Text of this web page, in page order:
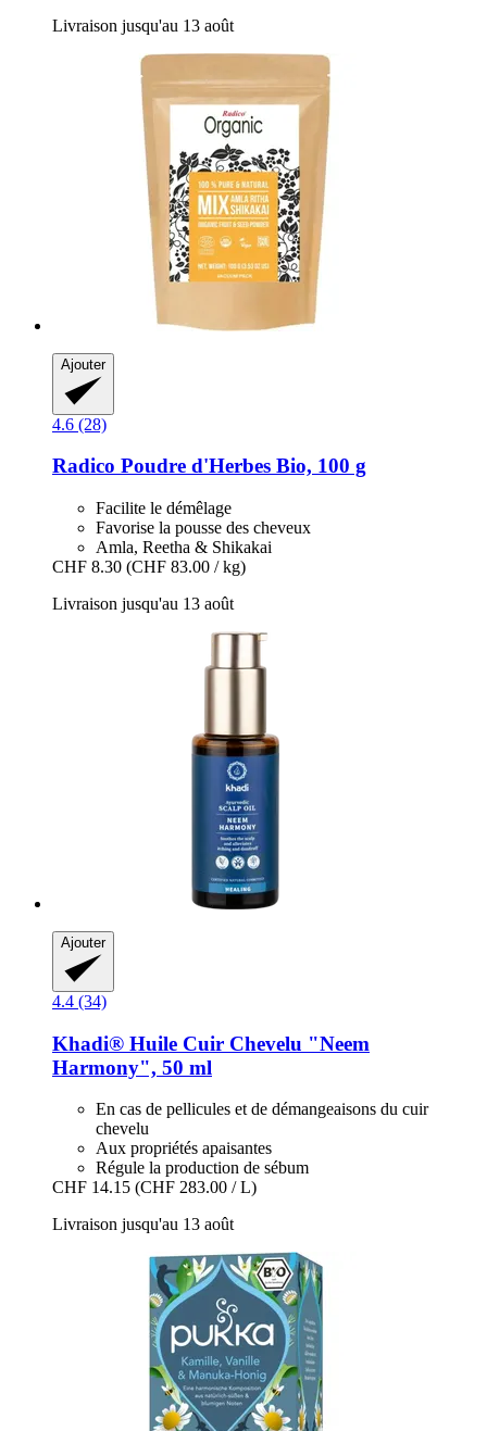
Livraison jusqu'au 13 août
Ajouter
4.6 (28)
Radico Poudre d'Herbes Bio, 100 g
Facilite le démêlage
Favorise la pousse des cheveux
Amla, Reetha & Shikakai
CHF 8.30 (CHF 83.00 / kg)
Livraison jusqu'au 13 août
Ajouter
4.4 (34)
Khadi® Huile Cuir Chevelu "Neem
Harmony", 50 ml
En cas de pellicules et de démangeaisons du cuir
chevelu
Aux propriétés apaisantes
Régule la production de sébum
CHF 14.15 (CHF 283.00 / L)
Livraison jusqu'au 13 août